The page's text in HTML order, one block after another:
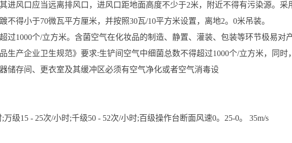
进风口应当远离排风口，进风口距地面高度不少于2米，附近不得有污染源。采
不得小于70微瓦平方厘米，并按照30瓦/10平方米设置，离地2。0米吊装。
过1000个/立方米。 含菌空气在化妆品的制造、静置、灌装、包装等环节极易对
生产企业卫生规范》要求:生铲间空气中细菌总数不得超过1000个/立方米，同时
储存间、更衣室及其缓冲区必须有空气净化或者空气消毒设
级15 - 25次/小时;千级50 - 52次/小时;百级操作台断面风速0。25-0。 35m/s